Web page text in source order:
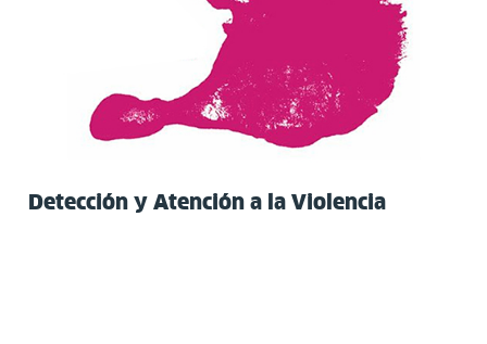
Detección y Atención a la Violencia